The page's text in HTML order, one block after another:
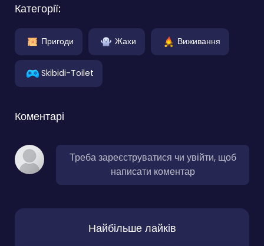
Категорії:
Пригоди Жахи Виживання
Skibidi-Toilet
Коментарі
Треба зареєструватися чи увійти, щоб
написати коментар
Найбільше лайків